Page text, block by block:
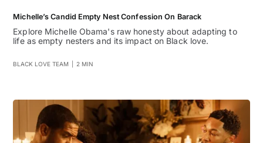
Michelle’s Candid Empty Nest Confession On Barack
Explore Michelle Obama's raw honesty about adapting to
life as empty nesters and its impact on Black love.
BLACK LOVE TEAM 2 MIN